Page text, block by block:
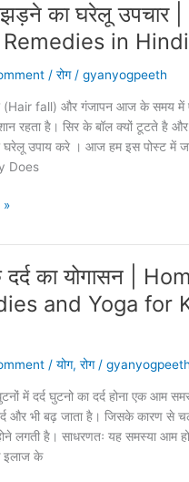
झड़ने का घरेलू उपचार
in Hindi
/रोग/gyanyogpeeth
(Hair fall) और गंजापन आज के समय में
रहता है। सिर के बॉल क्यों टूटते है
घरेलू उपाय करे । आज हम इस पोस्ट में
Does
»
का योगासन |
and Yoga for
/योग,रोग/gyanyogpeeth
में दर्द घुटनो का दर्द होना एक आम
और भी बढ़ जाता है। जिसके कारण से
लगती है। साधरणतः यह समस्या आम
इलाज के